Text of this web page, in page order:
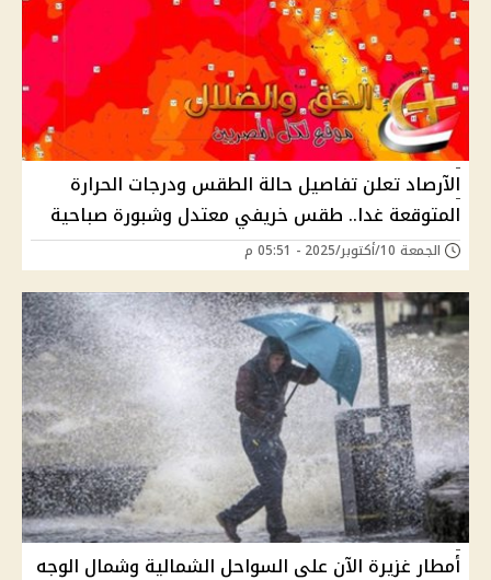
الآرصاد تعلن تفاصيل حالة الطقس ودرجات الحرارة
المتوقعة غدا.. طقس خريفي معتدل وشبورة صباحية
الجمعة 10/أكتوبر/2025 - 05:51 م
أمطار غزيرة الآن على السواحل الشمالية وشمال الوجه